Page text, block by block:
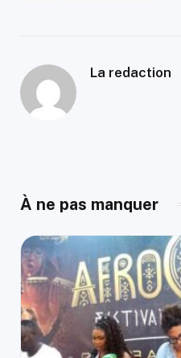
La redaction
À ne pas manquer